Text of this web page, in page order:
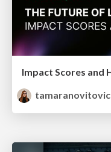
tamaranovitovic